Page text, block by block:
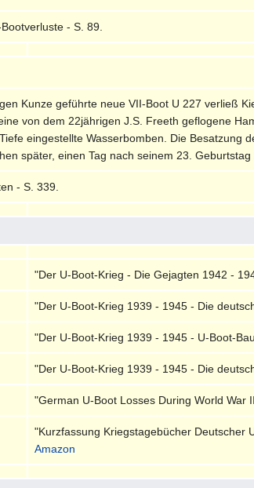
- S. 89.
Kunze geführte neue VII-Boot U 227 verließ
von dem 22jährigen J.S. Freeth geflogene
eingestellte Wasserbomben. Die
später, einen Tag nach seinem 23.
- S. 339.
"Der U-Boot-Krieg - Die Gejagten 1942 -
"Der U-Boot-Krieg 1939 - 1945 - Die
"Der U-Boot-Krieg 1939 - 1945 - U-Boot-
"Der U-Boot-Krieg 1939 - 1945 - Die
"German U-Boot Losses During World War
"Kurzfassung Kriegstagebücher Deutscher
Amazon